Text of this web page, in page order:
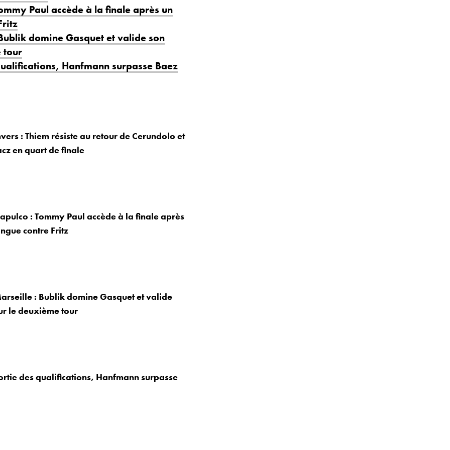
Paul accède à la finale après un
domine Gasquet et valide son
tour
Hanfmann surpasse Baez
: Thiem résiste au retour de Cerundolo et
en quart de finale
: Tommy Paul accède à la finale après
contre Fritz
: Bublik domine Gasquet et valide
le deuxième tour
des qualifications, Hanfmann surpasse